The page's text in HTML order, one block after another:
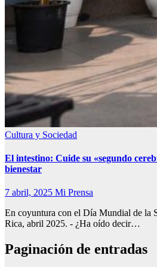
Cultura y Sociedad
El intestino: Cuide su «segundo
bienestar
7 abril, 2025 Mi Prensa
En coyuntura con el Día Mundial de la
Rica, abril 2025. - ¿Ha oído decir…
Paginación de entradas